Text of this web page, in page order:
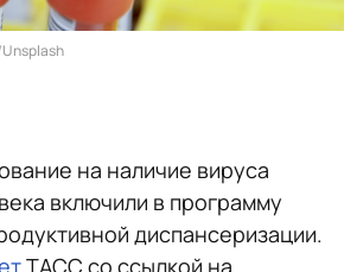
на наличие вируса
включили в программу
диспансеризации.
ТАСС со ссылкой на